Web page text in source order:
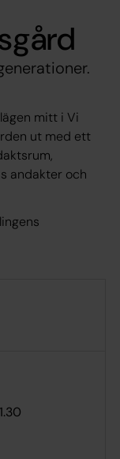
mitt i Vi
ut med ett
andakter och